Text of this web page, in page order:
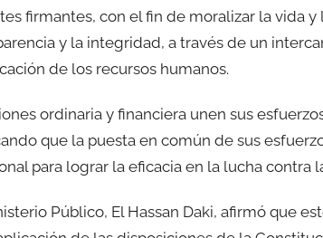
firmantes, con el fin de moralizar la vida y
y la integridad, a través de un
de los recursos humanos.
ordinaria y financiera unen sus
que la puesta en común de sus
para lograr la eficacia en la lucha contra
Público, El Hassan Daki, afirmó que